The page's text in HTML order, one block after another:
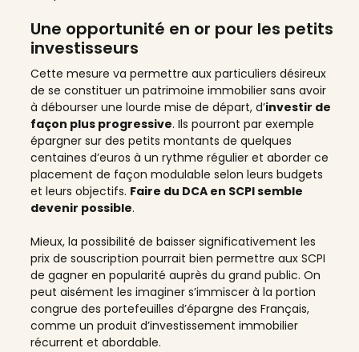
Une opportunité en or pour les petits
investisseurs
Cette mesure va permettre aux particuliers désireux
de se constituer un patrimoine immobilier sans avoir
à débourser une lourde mise de départ, d’investir de
façon plus progressive. Ils pourront par exemple
épargner sur des petits montants de quelques
centaines d’euros à un rythme régulier et aborder ce
placement de façon modulable selon leurs budgets
et leurs objectifs. Faire du DCA en SCPI semble
devenir possible.
Mieux, la possibilité de baisser significativement les
prix de souscription pourrait bien permettre aux SCPI
de gagner en popularité auprès du grand public. On
peut aisément les imaginer s’immiscer à la portion
congrue des portefeuilles d’épargne des Français,
comme un produit d’investissement immobilier
récurrent et abordable.